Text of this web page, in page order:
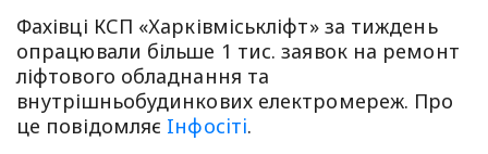
Фахівці КСП «Харківміськліфт» за тиждень
опрацювали більше 1 тис. заявок на ремонт
ліфтового обладнання та
внутрішньобудинкових електромереж. Про
це повідомляє Iнфосiтi.